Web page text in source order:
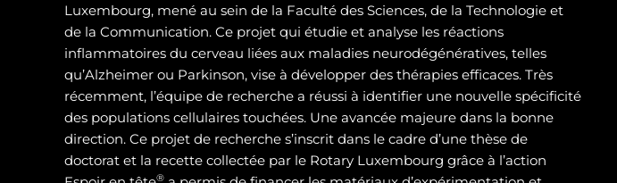
Luxembourg, mené au sein de la Faculté des Sciences, de la Technologie et
de la Communication. Ce projet qui étudie et analyse les réactions
inflammatoires du cerveau liées aux maladies neurodégénératives, telles
qu’Alzheimer ou Parkinson, vise à développer des thérapies efficaces. Très
récemment, l’équipe de recherche a réussi à identifier une nouvelle spécificité
des populations cellulaires touchées. Une avancée majeure dans la bonne
direction. Ce projet de recherche s’inscrit dans le cadre d’une thèse de
doctorat et la recette collectée par le Rotary Luxembourg grâce à l’action
®